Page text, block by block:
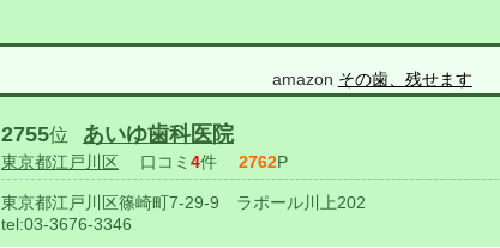
amazon その歯、残せます
2755位 あいゆ歯科医院
東京都江戸川区 口コミ 4件 2762P
東京都江戸川区篠崎町7-29-9 ラポール川上202
tel:03-3676-3346